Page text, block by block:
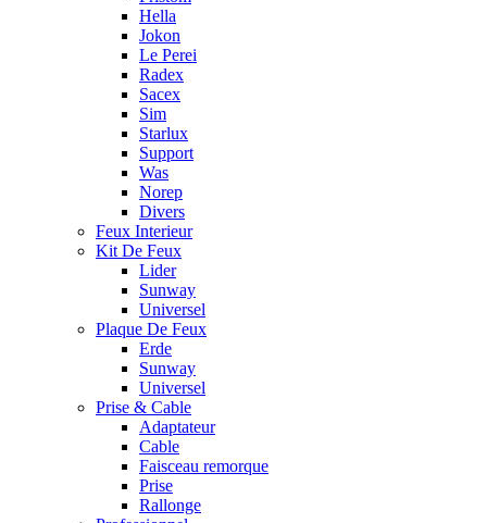
Hella
Jokon
Le Perei
Radex
Sacex
Sim
Starlux
Support
Was
Norep
Divers
Feux Interieur
Kit De Feux
Lider
Sunway
Universel
Plaque De Feux
Erde
Sunway
Universel
Prise & Cable
Adaptateur
Cable
Faisceau remorque
Prise
Rallonge